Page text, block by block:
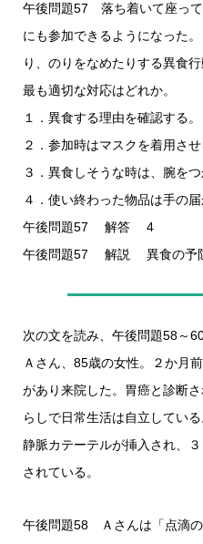
午後問題57 落ち着いて座っ
にも参加できるようになった
り、のりをなめたりする異食行
最も適切な対応はどれか。
１．異食する理由を確認する。
２．参加時はマスクを着用させ
３．異食しそうな時は、腕をつ
４．使い終わった物品は手の
午後問題57 解答 4
午後問題57 解説 異食の予防
次の文を読み、午後問題58～
Ａさん、85歳の女性。２か月
があり来院した。胃癌と診断
らしで日常生活は自立してい
静脈カテーテルが挿入され、
されている。
午後問題58 Ａさんは「点滴